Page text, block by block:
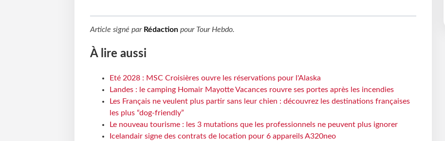
Article signé par Rédactionpour Tour Hebdo.
À lire aussi
Eté 2028 : MSC Croisières ouvre les réservations pour l'Alaska
Landes : le camping Homair Mayotte Vacances rouvre ses portes après les incendies
Les Français ne veulent plus partir sans leur chien : découvrez les destinations françaises
les plus “dog-friendly”
Le nouveau tourisme : les 3 mutations que les professionnels ne peuvent plus ignorer
Icelandair signe des contrats de location pour 6 appareils A320neo